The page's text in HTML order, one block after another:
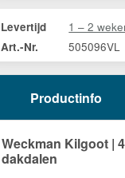
Levertijd 1 – 2
Art.-Nr. 505096VL
Productinfo
Weckman Kilgoot |
dakdalen